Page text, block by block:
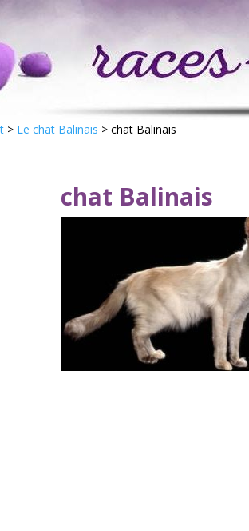
> Le chat Balinais > chat Balinais
chat Balinais